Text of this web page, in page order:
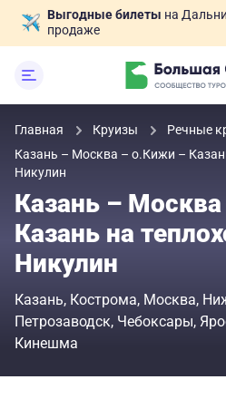
Выгодные билеты на
продаже
Главная Круизы
Речные
Казань – Москва – о.Кижи –
Никулин
Казань –
Казань на
Никулин
Казань Кострома Москва
Петрозаводск Чебоксары
Кинешма